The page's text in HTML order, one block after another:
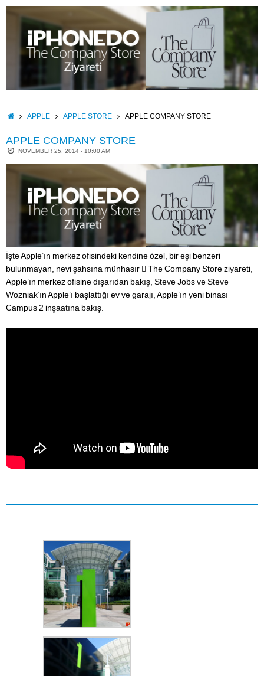
Skip
HOMEAPPLE APPLE STORE APPLE COMPANY STORE
APPLE COMPANY STORE
NOVEMBER 25, 2014 - 10:00 AM
İşte Apple’ın merkez ofisindeki kendine özel, bir eşi benzeri
bulunmayan, nevi şahsına münhasır  The Company Store ziyareti,
Apple’ın merkez ofisine dışarıdan bakış, Steve Jobs ve Steve
Wozniak’ın Apple’ı başlattığı ev ve garajı, Apple’ın yeni binası
Campus 2 inşaatına bakış.